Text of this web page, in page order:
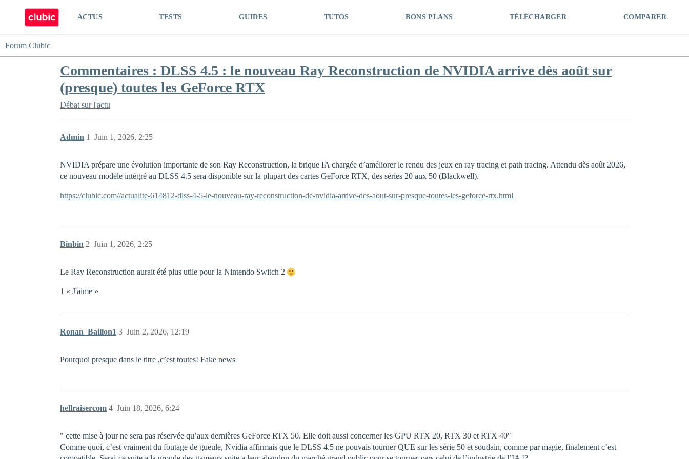
ACTUS TESTS GUIDES TUTOS BONS PLANS TÉLÉCHARGER COMPARER
Forum Clubic
Commentaires : DLSS 4.5 : le nouveau Ray Reconstruction de NVIDIA arrive dès août sur
(presque) toutes les GeForce RTX
Débat sur l'actu
Admin Juin 1, 2026, 2:25
1
NVIDIA prépare une évolution importante de son Ray Reconstruction, la brique IA chargée d’améliorer le rendu des jeux en ray tracing et path tracing. Attendu dès août 2026,
ce nouveau modèle intégré au DLSS 4.5 sera disponible sur la plupart des cartes GeForce RTX, des séries 20 aux 50 (Blackwell).
https://clubic.com//actualite-614812-dlss-4-5-le-nouveau-ray-reconstruction-de-nvidia-arrive-des-aout-sur-presque-toutes-les-geforce-rtx.html
Binbin Juin 1, 2026, 2:25
2
Le Ray Reconstruction aurait été plus utile pour la Nintendo Switch 2
1 « J'aime »
Ronan_Baillon1 Juin 2, 2026, 12:19
3
Pourquoi presque dans le titre ,c’est toutes! Fake news
hellraisercom Juin 18, 2026, 6:24
4
" cette mise à jour ne sera pas réservée qu’aux dernières GeForce RTX 50. Elle doit aussi concerner les GPU RTX 20, RTX 30 et RTX 40"
Comme quoi, c’est vraiment du foutage de gueule, Nvidia affirmais que le DLSS 4.5 ne pouvais tourner QUE sur les série 50 et soudain, comme par magie, finalement c’est